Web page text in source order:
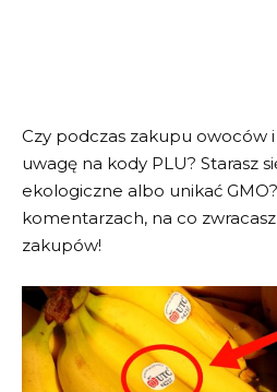
Czy podczas zakupu owoców
uwagę na kody PLU? Starasz
ekologiczne albo unikać
komentarzach, na co
zakupów!